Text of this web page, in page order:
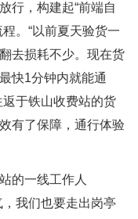
行，构建起“前端自
。“以前夏天验货一
去损耗不少。现在货
快1分钟内就能通
于铁山收费站的货
有了保障，通行体验
的一线工作人
我们也要走出岗亭